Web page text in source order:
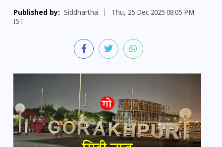
Published by: Siddhartha
Thu, 25 Dec 2025 08:05 PM
IST